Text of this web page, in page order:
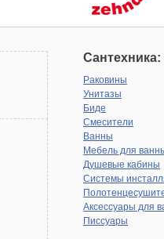
Сантехника:
Раковины
Унитазы
Биде
Смесители
Ванны
Мебель для
Душевые кабины
Системы
Аксессуары для
Писсуары